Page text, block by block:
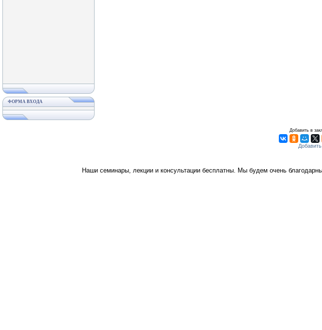
ФОРМА ВХОДА
Добавить в
Наши семинары, лекции и консультации бесплатны. Мы будем очень